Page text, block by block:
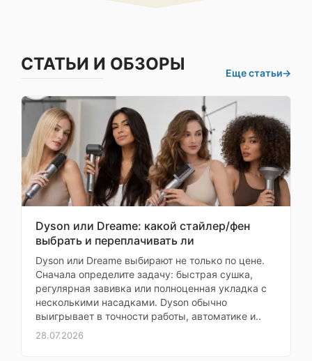
Влажная уборка
Особенности
насадки для
влажной уборки
выдвигающаяся
подъем швабры,
мытье полов с
моющим
средством,
защитная крышка
(щиток)
Боковые щетки
Тип боковой
щетки
выдвигающаяся, с
подъемом
Турбощетка
Вид турбощетки
двойная, с
подъемом
Ультрафиолетовая
СТАТЬИ И ОБЗОРЫ Еще статьи→
Dyson или Dreame: какой стайлер/фен
выбрать и переплачивать ли
Dyson или Dreame выбирают не только по цене.
Сначала определите задачу: быстрая сушка,
регулярная завивка или полноценная укладка с
несколькими насадками. Dyson обычно
выигрывает в точности работы, автоматике и..
28.07.2026